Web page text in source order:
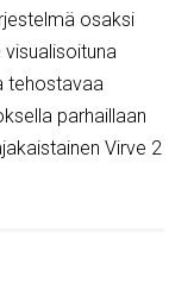
osaksi
tehostavaa
parhaillaan
Virve 2